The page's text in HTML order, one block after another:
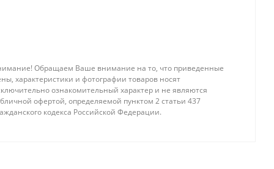
Обращаем Ваше внимание на то, что приведенные
характеристики и фотографии товаров носят
ознакомительный характер и не являются
офертой, определяемой пунктом 2 статьи 437
кодекса Российской Федерации.